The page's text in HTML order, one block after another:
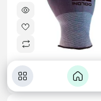
В наявності
Код товару: 6531